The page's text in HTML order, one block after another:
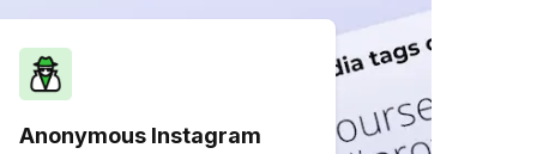
Anonymous Instagram